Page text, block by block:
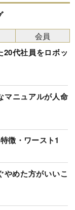
代社員をロボッ
マニュアルが人命
徴・ワースト1
やめた方がいいこ
会員